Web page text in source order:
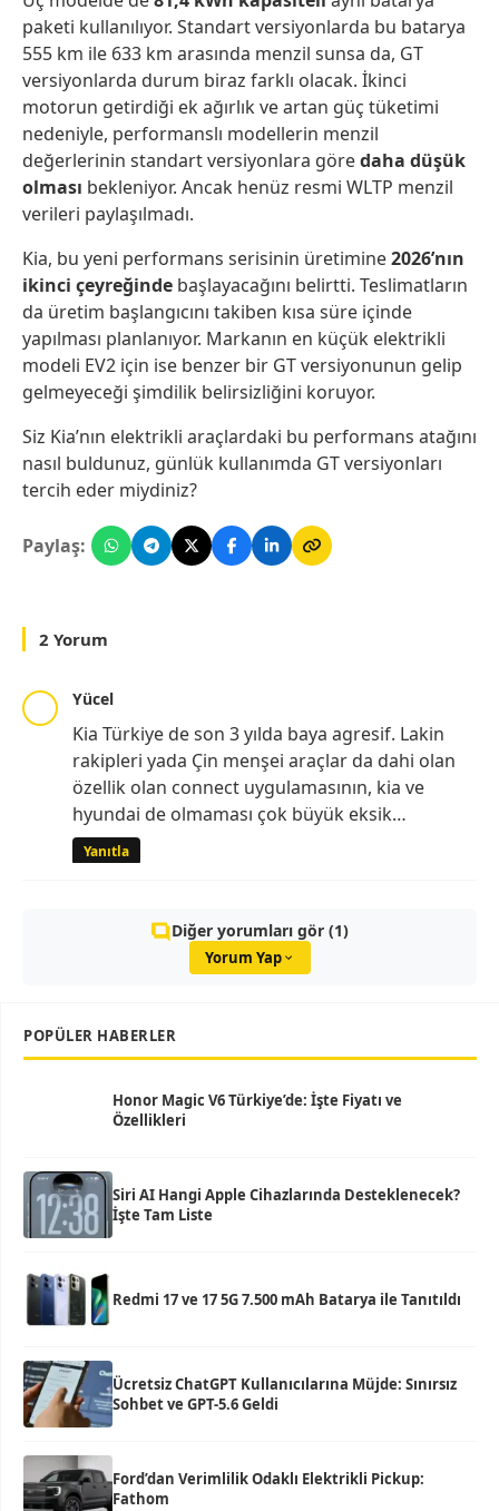
paketi kullanılıyor. Standart versiyonlarda bu batarya
555 km ile 633 km arasında menzil sunsa da, GT
versiyonlarda durum biraz farklı olacak. İkinci
motorun getirdiği ek ağırlık ve artan güç tüketimi
nedeniyle, performanslı modellerin menzil
değerlerinin standart versiyonlara göredaha düşük
olması bekleniyor. Ancak henüz resmi WLTP menzil
verileri paylaşılmadı.
Kia, bu yeni performans serisinin üretimine2026’nın
ikinci çeyreğinde başlayacağını belirtti. Teslimatların
da üretim başlangıcını takiben kısa süre içinde
yapılması planlanıyor. Markanın en küçük elektrikli
modeli EV2 için ise benzer bir GT versiyonunun gelip
gelmeyeceği şimdilik belirsizliğini koruyor.
Siz Kia’nın elektrikli araçlardaki bu performans atağını
nasıl buldunuz, günlük kullanımda GT versiyonları
tercih eder miydiniz?
Paylaş:
2 Yorum
Yücel
Kia Türkiye de son 3 yılda baya agresif. Lakin
rakipleri yada Çin menşei araçlar da dahi olan
özellik olan connect uygulamasının, kia ve
hyundai de olmaması çok büyük eksik…
Yanıtla
Diğer yorumları gör (1)
Yorum Yap
POPÜLER HABERLER
Honor Magic V6 Türkiye’de: İşte Fiyatı ve
Özellikleri
Siri AI Hangi Apple Cihazlarında Desteklenecek?
İşte Tam Liste
Redmi 17 ve 17 5G 7.500 mAh Batarya ile Tanıtıldı
Ücretsiz ChatGPT Kullanıcılarına Müjde: Sınırsız
Sohbet ve GPT-5.6 Geldi
Ford’dan Verimlilik Odaklı Elektrikli Pickup:
Fathom